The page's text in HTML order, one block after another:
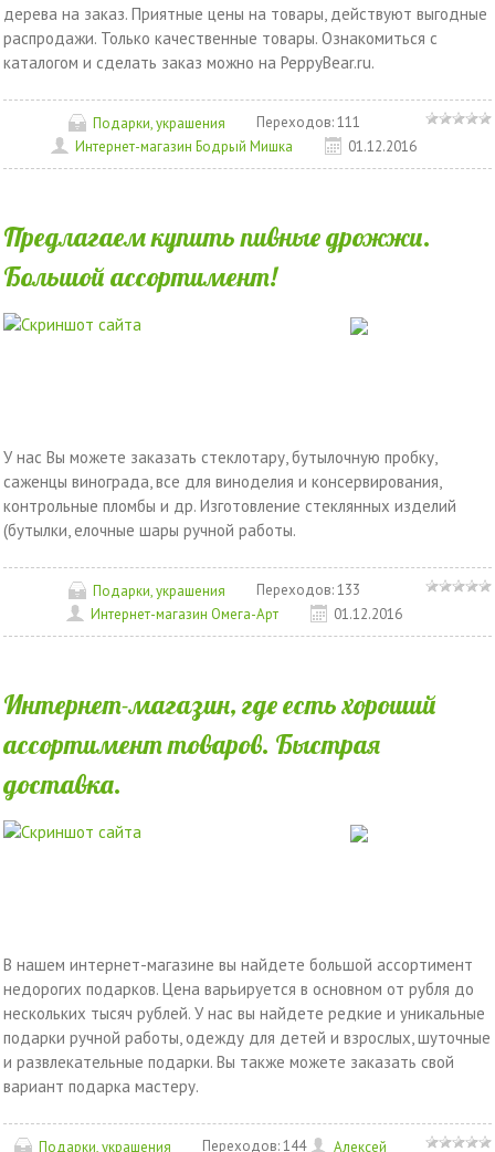
дерева на заказ. Приятные цены на товары, действуют выгодные
распродажи. Только качественные товары. Ознакомиться с
каталогом и сделать заказ можно на PeppyBear.ru.
Подарки, украшения Переходов:111
Интернет-магазин Бодрый Мишка
01.12.2016
Предлагаем купить пивные дрожжи.
Большой ассортимент!
У нас Вы можете заказать стеклотару, бутылочную пробку,
саженцы винограда, все для виноделия и консервирования,
контрольные пломбы и др. Изготовление стеклянных изделий
(бутылки, елочные шары ручной работы.
Подарки, украшения Переходов:133
Интернет-магазин Омега-Арт
01.12.2016
Интернет-магазин, где есть хороший
ассортимент товаров. Быстрая
доставка.
В нашем интернет-магазине вы найдете большой ассортимент
недорогих подарков. Цена варьируется в основном от рубля до
нескольких тысяч рублей. У нас вы найдете редкие и уникальные
подарки ручной работы, одежду для детей и взрослых, шуточные
и развлекательные подарки. Вы также можете заказать свой
вариант подарка мастеру.
Подарки, украшения Переходов:144
Алексей